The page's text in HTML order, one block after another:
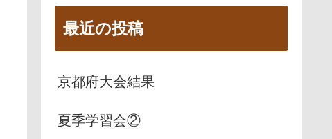
最近の投稿
京都府大会結果
夏季学習会②